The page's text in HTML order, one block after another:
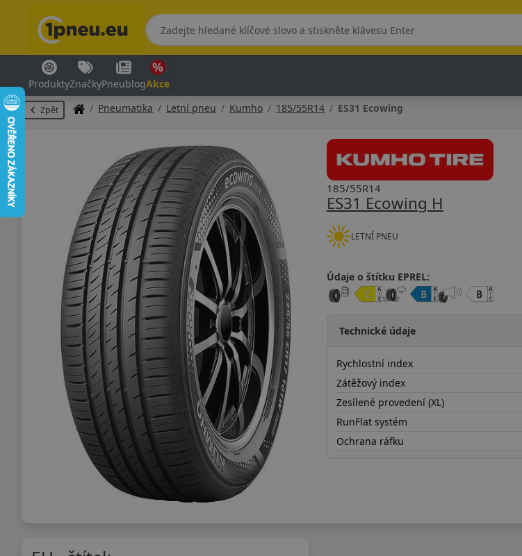
ProduktyZnačkyPneublogAkce
Zpět Pneumatika Letní pneu Kumho 185/55R14 ES31 Ecowing
ES31 Ecowing H
185/55R14
LETNÍ PNEU
Údaje o štítku EPREL:
Technické údaje
Rychlostní index
Zátěžový index
Zesílené provedení (XL)
RunFlat systém
Ochrana ráfku